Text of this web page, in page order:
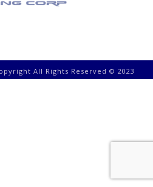
All Rights Reserved © 2023